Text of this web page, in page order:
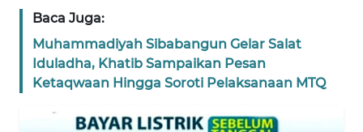
Baca Juga:
Muhammadiyah Sibabangun Gelar Salat
Iduladha, Khatib Sampaikan Pesan
Ketaqwaan Hingga Soroti Pelaksanaan MTQ
JAKARTA
JABAR